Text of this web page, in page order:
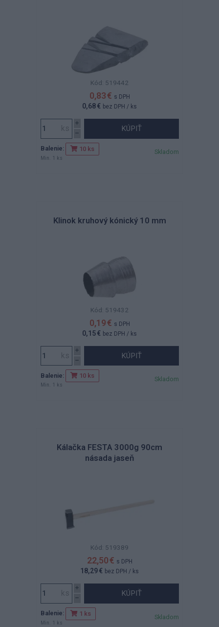
Kód: 519442
0,83 € s DPH
0,68 € bez DPH / ks
KÚPIŤ
Balenie: 10 ks
Min. 1 ks
Skladom
Klinok kruhový kónický 10 mm
Kód: 519432
0,19 € s DPH
0,15 € bez DPH / ks
KÚPIŤ
Balenie: 10 ks
Min. 1 ks
Skladom
Kálačka FESTA 3000g 90cm
násada jaseň
Kód: 519389
22,50 € s DPH
18,29 € bez DPH / ks
KÚPIŤ
Balenie: 1 ks
Min. 1 ks
Skladom